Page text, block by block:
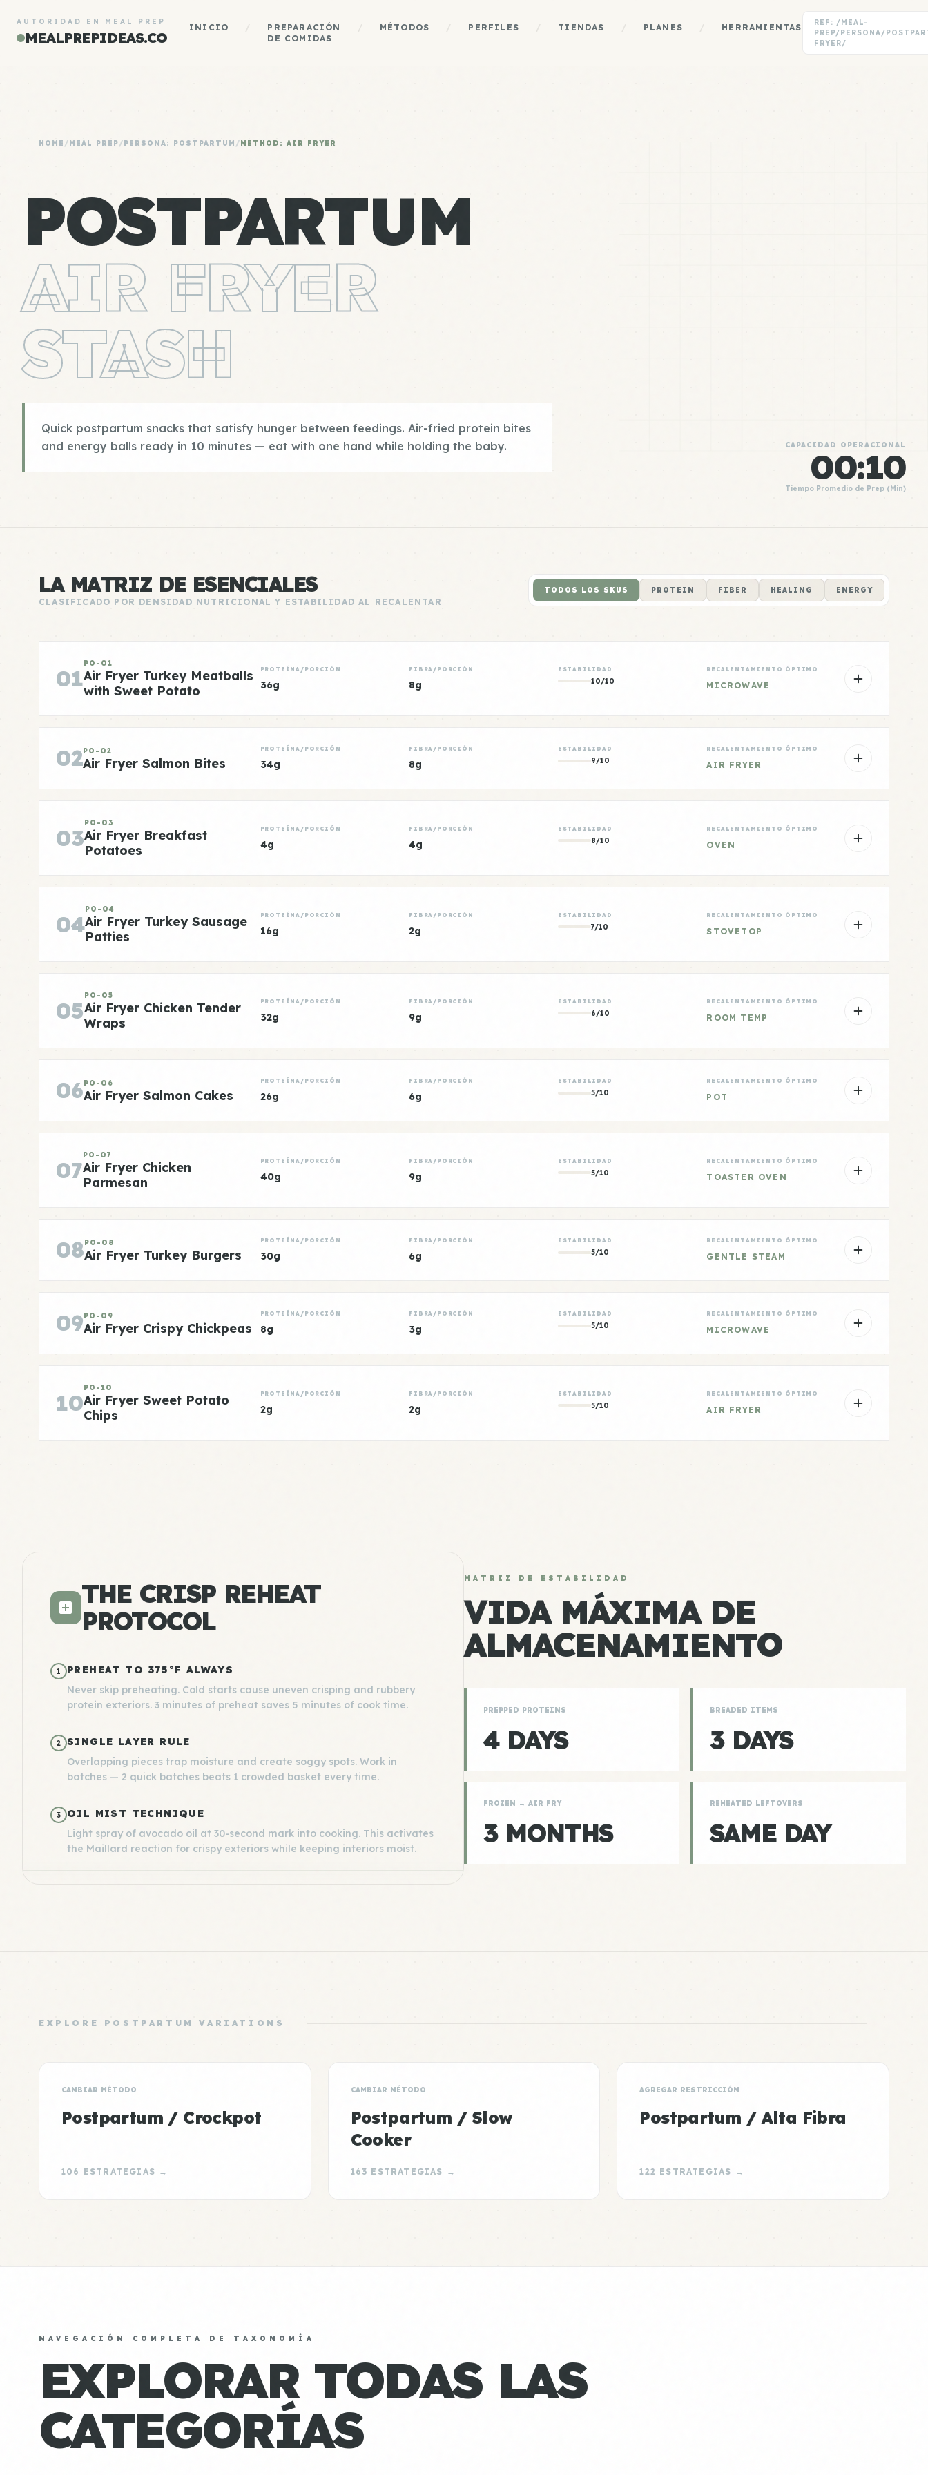
AUTORIDAD EN MEAL PREP
MEALPREPIDEAS.CO
INICIO
PREPARACIÓN
DE COMIDAS
MÉTODOS PERFILES TIENDAS PLANES HERRAMIENTAS
REF: /MEAL-
PREP/PERSONA/
FRYER/
HOME /MEAL PREP/PERSONA: POSTPARTUM /METHOD: AIR FRYER
POSTPARTUM
AIR FRYER
STASH
Quick postpartum snacks that satisfy hunger between feedings. Air-fried protein bites
and energy balls ready in 10 minutes — eat with one hand while holding the baby.
CAPACIDAD OPERACIONAL
00:10
Tiempo Promedio de Prep (Min)
LA MATRIZ DE ESENCIALES
CLASIFICADO POR DENSIDAD NUTRICIONAL Y ESTABILIDAD AL RECALENTAR
TODOS LOS SKUS PROTEIN FIBER HEALING ENERGY
01
PO-01
Air Fryer Turkey Meatballs
with Sweet Potato
PROTEÍNA/PORCIÓN
36g
FIBRA/PORCIÓN
8g
ESTABILIDAD
10/10
RECALENTAMIENTO ÓPTIMO
MICROWAVE
02PO-02
Air Fryer Salmon Bites
PROTEÍNA/PORCIÓN
34g
FIBRA/PORCIÓN
8g
ESTABILIDAD
9/10
RECALENTAMIENTO ÓPTIMO
AIR FRYER
03
PO-03
Air Fryer Breakfast
Potatoes
PROTEÍNA/PORCIÓN
4g
FIBRA/PORCIÓN
4g
ESTABILIDAD
8/10
RECALENTAMIENTO ÓPTIMO
OVEN
04
PO-04
Air Fryer Turkey Sausage
Patties
PROTEÍNA/PORCIÓN
16g
FIBRA/PORCIÓN
2g
ESTABILIDAD
7/10
RECALENTAMIENTO ÓPTIMO
STOVETOP
05
PO-05
Air Fryer Chicken Tender
Wraps
PROTEÍNA/PORCIÓN
32g
FIBRA/PORCIÓN
9g
ESTABILIDAD
6/10
RECALENTAMIENTO ÓPTIMO
ROOM TEMP
06PO-06
Air Fryer Salmon Cakes
PROTEÍNA/PORCIÓN
26g
FIBRA/PORCIÓN
6g
ESTABILIDAD
5/10
RECALENTAMIENTO ÓPTIMO
POT
07
PO-07
Air Fryer Chicken
Parmesan
PROTEÍNA/PORCIÓN
40g
FIBRA/PORCIÓN
9g
ESTABILIDAD
5/10
RECALENTAMIENTO ÓPTIMO
TOASTER OVEN
08PO-08
Air Fryer Turkey Burgers
PROTEÍNA/PORCIÓN
30g
FIBRA/PORCIÓN
6g
ESTABILIDAD
5/10
RECALENTAMIENTO ÓPTIMO
GENTLE STEAM
09PO-09
Air Fryer Crispy Chickpeas
PROTEÍNA/PORCIÓN
8g
FIBRA/PORCIÓN
3g
ESTABILIDAD
5/10
RECALENTAMIENTO ÓPTIMO
MICROWAVE
10
PO-10
Air Fryer Sweet Potato
Chips
PROTEÍNA/PORCIÓN
2g
FIBRA/PORCIÓN
2g
ESTABILIDAD
5/10
RECALENTAMIENTO ÓPTIMO
AIR FRYER
THE CRISP REHEAT
PROTOCOL
1
PREHEAT TO 375°F ALWAYS
Never skip preheating. Cold starts cause uneven crisping and rubbery
protein exteriors. 3 minutes of preheat saves 5 minutes of cook time.
2
SINGLE LAYER RULE
Overlapping pieces trap moisture and create soggy spots. Work in
batches — 2 quick batches beats 1 crowded basket every time.
3
OIL MIST TECHNIQUE
Light spray of avocado oil at 30-second mark into cooking. This activates
the Maillard reaction for crispy exteriors while keeping interiors moist.
MATRIZ DE ESTABILIDAD
VIDA MÁXIMA DE
ALMACENAMIENTO
PREPPED PROTEINS
4 DAYS
BREADED ITEMS
3 DAYS
FROZEN → AIR FRY
3 MONTHS
REHEATED LEFTOVERS
SAME DAY
EXPLORE POSTPARTUM VARIATIONS
CAMBIAR MÉTODO
Postpartum / Crockpot
106 ESTRATEGIAS →
CAMBIAR MÉTODO
Postpartum / Slow
Cooker
163 ESTRATEGIAS →
AGREGAR RESTRICCIÓN
Postpartum / Alta Fibra
122 ESTRATEGIAS →
NAVEGACIÓN COMPLETA DE TAXONOMÍA
EXPLORAR TODAS LAS
CATEGORÍAS